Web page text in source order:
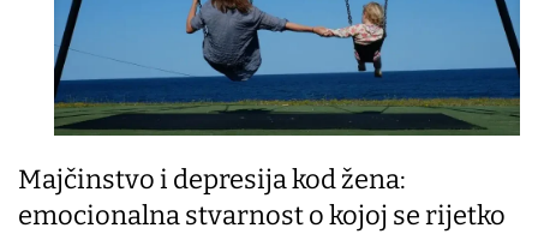
Majčinstvo i depresija kod žena:
emocionalna stvarnost o kojoj se rijetko